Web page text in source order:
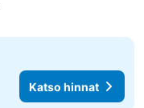
Katso hinnat